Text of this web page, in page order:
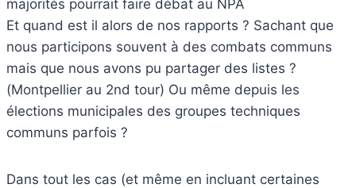
majorités pourrait faire débat au NPA
Et quand est il alors de nos rapports ? Sachant que
nous participons souvent à des combats communs
mais que nous avons pu partager des listes ?
(Montpellier au 2nd tour) Ou même depuis les
élections municipales des groupes techniques
communs parfois ?
Dans tout les cas (et même en incluant certaines